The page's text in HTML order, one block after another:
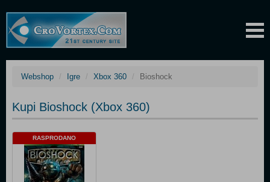
Webshop Igre Xbox 360 Bioshock
Kupi Bioshock (Xbox 360)
RASPRODANO